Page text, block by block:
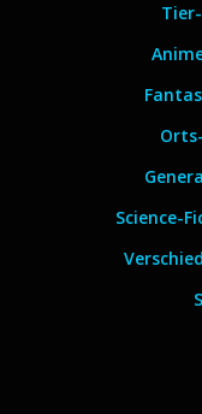
Science-